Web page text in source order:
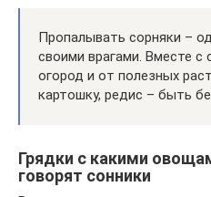
Пропалывать сорняки –
своими врагами. Вместе
огород и от полезных
картошку, редис – быть
Грядки с какими
говорят сонники